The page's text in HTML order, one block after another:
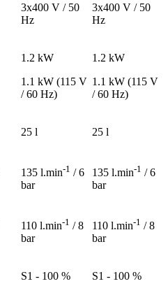
3x400 V / 50
Hz
3x400 V / 50
Hz
1.2 kW
1.1 kW (115 V
/ 60 Hz)
1.2 kW
1.1 kW (115 V
/ 60 Hz)
25 l 25 l
135 l.min-1 / 6
bar
135 l.min-1 / 6
bar
110 l.min-1 / 8
bar
110 l.min-1 / 8
bar
S1 - 100 % S1 - 100 %